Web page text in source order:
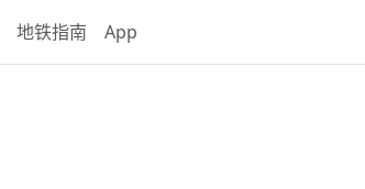
地铁指南 App